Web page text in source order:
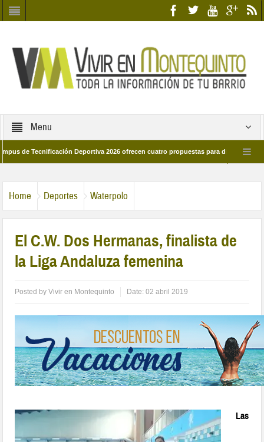
Menu
Tecnificación Deportiva 2026 ofrecen cuatro propuestas para disfrutar del deporte
Home Deportes Waterpolo
El C.W. Dos Hermanas, finalista de
la Liga Andaluza femenina
Posted byVivir en Montequinto Date:02 abril 2019
Las